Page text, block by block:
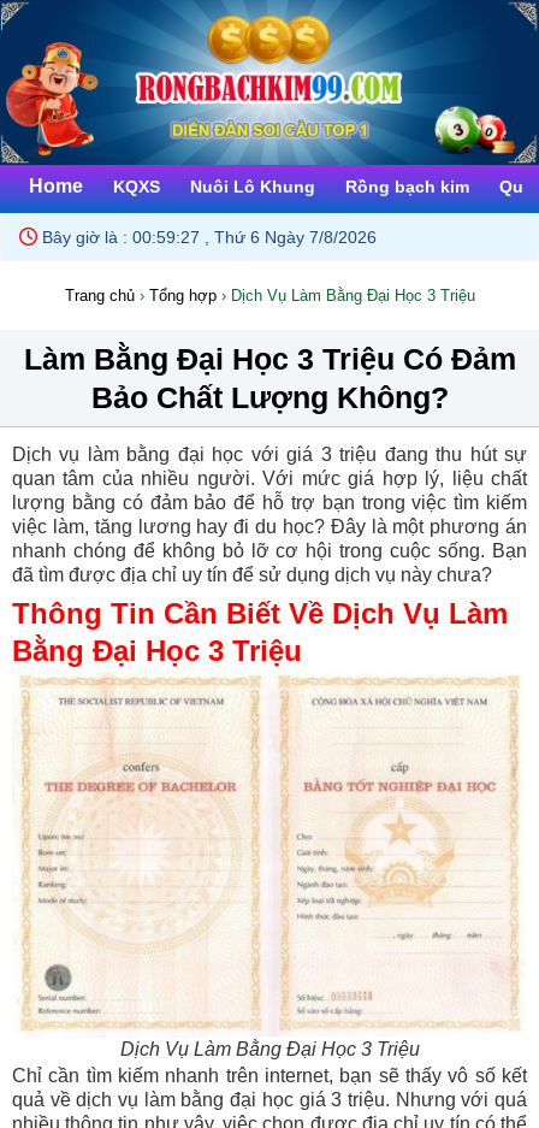
Home KQXS Nuôi Lô Khung Rồng bạch kim
Bây giờ là : 00:59:28 , Thứ 6 Ngày 7/8/2026
Trang chủ› Tổng hợp› Dịch Vụ Làm Bằng Đại Học 3 Triệu
Làm Bằng Đại Học 3 Triệu Có Đảm
Bảo Chất Lượng Không?
Dịch vụ làm bằng đại học với giá 3 triệu đang thu hút sự
quan tâm của nhiều người. Với mức giá hợp lý, liệu chất
lượng bằng có đảm bảo để hỗ trợ bạn trong việc tìm kiếm
việc làm, tăng lương hay đi du học? Đây là một phương án
nhanh chóng để không bỏ lỡ cơ hội trong cuộc sống. Bạn
đã tìm được địa chỉ uy tín để sử dụng dịch vụ này chưa?
Thông Tin Cần Biết Về Dịch Vụ Làm
Bằng Đại Học 3 Triệu
Dịch Vụ Làm Bằng Đại Học 3 Triệu
Chỉ cần tìm kiếm nhanh trên internet, bạn sẽ thấy vô số kết
quả về dịch vụ làm bằng đại học giá 3 triệu. Nhưng với quá
nhiều thông tin như vậy, việc chọn được địa chỉ uy tín có thể